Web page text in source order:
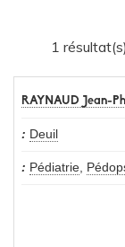
1
RAYNAUD Jean-
Deuil
Pédiatrie,